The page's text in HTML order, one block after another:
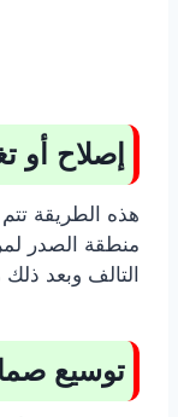
إصلاح أو
هذه الطريقة
منطقة الصدر
التالف وبعد ذلك
توسيع